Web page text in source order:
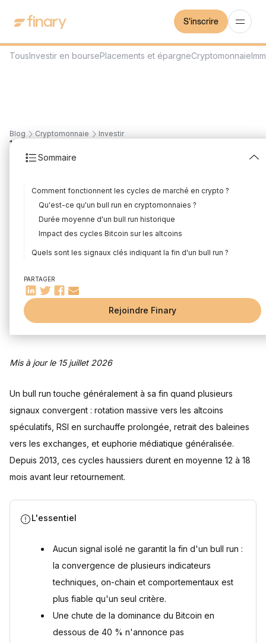
S'inscrire
TousInvestir en boursePlacements et épargneCryptomonnaie
Blog Cryptomonnaie Investir
Sommaire
Comment fonctionnent les cycles de marché en crypto ?
Qu'est-ce qu'un bull run en cryptomonnaies ?
Durée moyenne d'un bull run historique
Impact des cycles Bitcoin sur les altcoins
Quels sont les signaux clés indiquant la fin d'un bull run ?
Diminution des volumes d'échange sur les exchanges
majeurs
Augmentation des liquidations sur les marchés à terme
Comportement des "whales" et mouvements de fonds
Techniques de sécurisation des profits
Utilisation des ordres stop-loss intelligents
Gestion émotionnelle face à la volatilité
Quand et comment rebuyer après un crash
Plateformes d'analyse on-chain
Veille réglementaire
Analyse des données sociales
La discipline plutôt que la prédiction
Questions fréquentes
Qu'est-ce que le ratio MVRV et comment l'interpréter ?
Combien de temps dure en moyenne un bull run Bitcoin ?
PARTAGER
Rejoindre Finary
18
bull run : les signaux
clés
Mis à jour le 15 juillet 2026
Un bull run touche généralement à sa fin quand plusieurs
signaux convergent : rotation massive vers les altcoins
spéculatifs, RSI en surchauffe prolongée, retrait des baleines
vers les exchanges, et euphorie médiatique généralisée.
Depuis 2013, ces cycles haussiers durent en moyenne 12 à 18
mois avant leur retournement.
L'essentiel
Aucun signal isolé ne garantit la fin d'un bull run :
la convergence de plusieurs indicateurs
techniques, on-chain et comportementaux est
plus fiable qu'un seul critère.
Une chute de la dominance du Bitcoin en
dessous de 40 % n'annonce pas